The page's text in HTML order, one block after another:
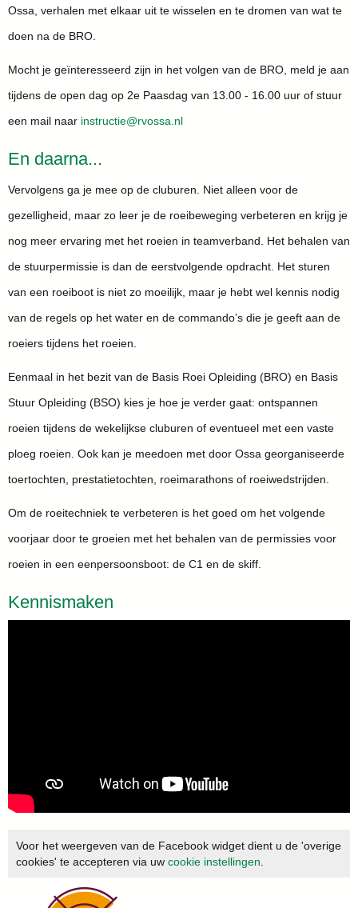
Ossa, verhalen met elkaar uit te wisselen en te dromen van wat te
doen na de BRO.
Mocht je geïnteresseerd zijn in het volgen van de BRO, meld je aan
tijdens de open dag op 2e Paasdag van 13.00 - 16.00 uur of stuur
een mail naar eitcurtsni@rvossa.nl
En daarna...
Vervolgens ga je mee op de cluburen. Niet alleen voor de
gezelligheid, maar zo leer je de roeibeweging verbeteren en krijg je
nog meer ervaring met het roeien in teamverband. Het behalen van
de stuurpermissie is dan de eerstvolgende opdracht. Het sturen
van een roeiboot is niet zo moeilijk, maar je hebt wel kennis nodig
van de regels op het water en de commando’s die je geeft aan de
roeiers tijdens het roeien.
Eenmaal in het bezit van de Basis Roei Opleiding (BRO) en Basis
Stuur Opleiding (BSO) kies je hoe je verder gaat: ontspannen
roeien tijdens de wekelijkse cluburen of eventueel met een vaste
ploeg roeien. Ook kan je meedoen met door Ossa georganiseerde
toertochten, prestatietochten, roeimarathons of roeiwedstrijden.
Om de roeitechniek te verbeteren is het goed om het volgende
voorjaar door te groeien met het behalen van de permissies voor
roeien in een eenpersoonsboot: de C1 en de skiff.
Kennismaken
Voor het weergeven van de Facebook widget dient u de 'overige
cookies' te accepteren via uw cookie instellingen